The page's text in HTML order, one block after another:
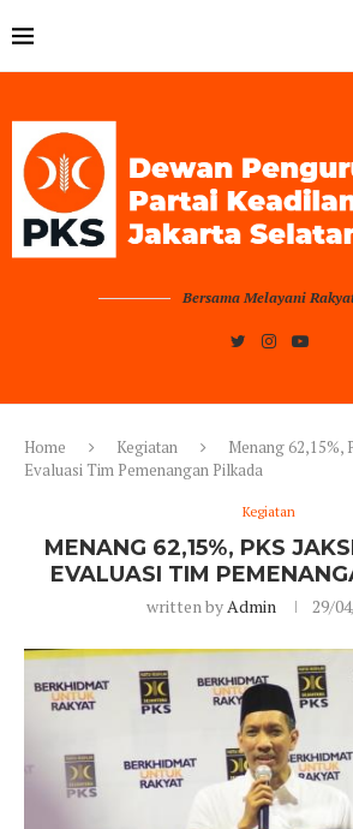
Bersama Melayani
Home Kegiatan
Menang 62,15%,
Evaluasi Tim Pemenangan Pilkada
Kegiatan
MENANG 62,15%, PKS
EVALUASI TIM
written byAdmin 29/